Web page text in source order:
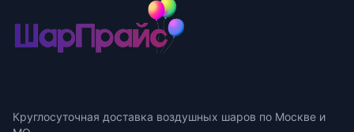
Круглосуточная доставка воздушных шаров по Москве и